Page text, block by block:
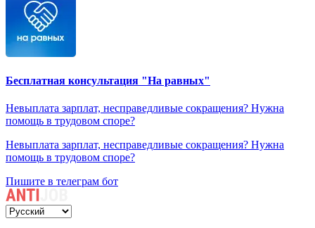
Бесплатная консультация "На равных"
Невыплата зарплат, несправедливые сокращения? Нужна
помощь в трудовом споре?
Невыплата зарплат, несправедливые сокращения? Нужна
помощь в трудовом споре?
Пишите в телеграм бот